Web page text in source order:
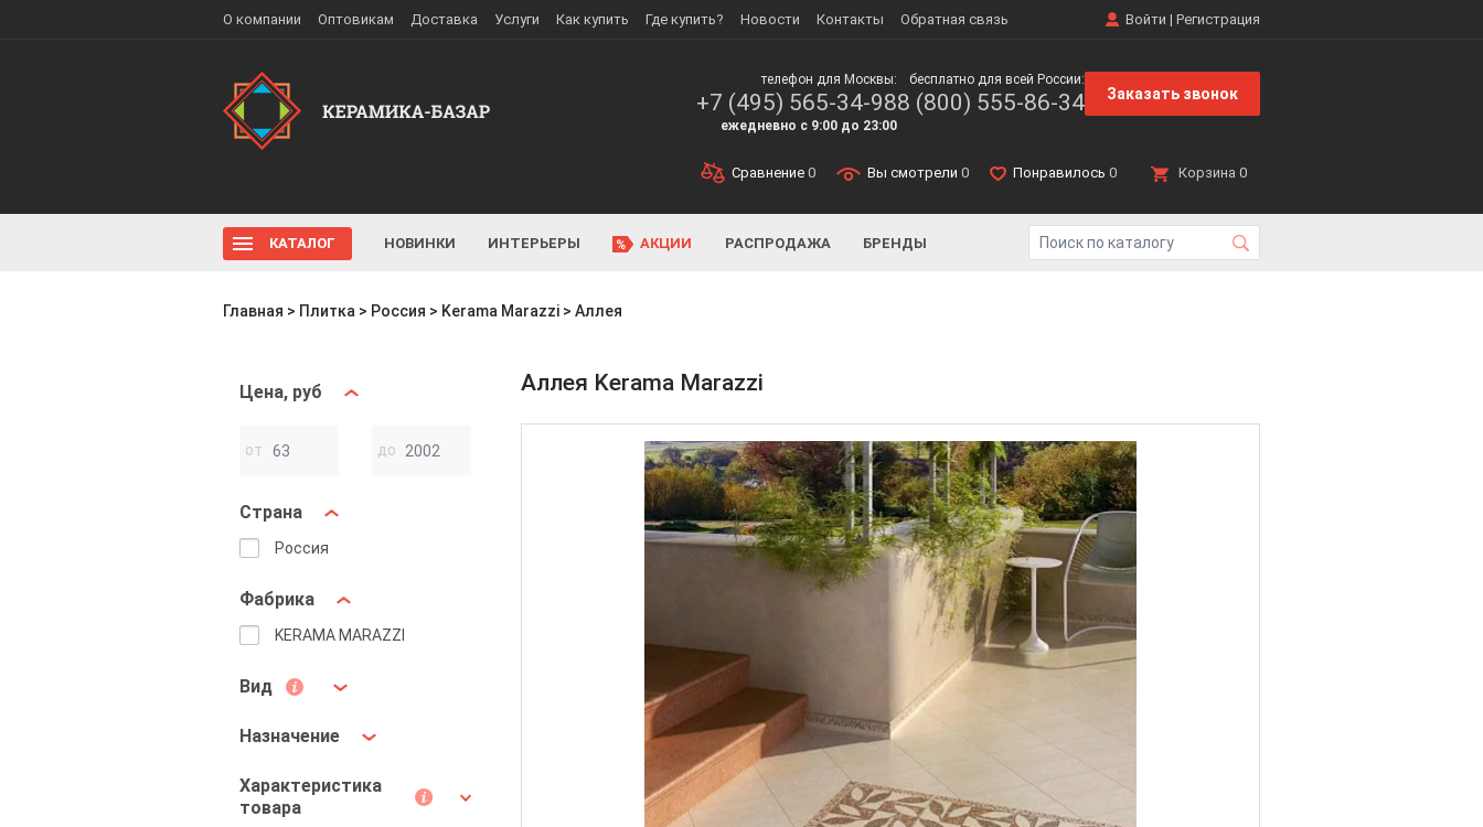
Войти | Регистрация
О компании Оптовикам Доставка Услуги Как купить Где купить? Новости Контакты Обратная связь
телефон для Москвы:
+7 (495) 565-34-98
ежедневно с 9:00 до 23:00
бесплатно для всей России:
8 (800) 555-86-34 Заказать звонок
Сравнение 0 Вы смотрели 0 Понравилось 0 Корзина 0
КАТАЛОГ НОВИНКИ ИНТЕРЬЕРЫ АКЦИИ РАСПРОДАЖА БРЕНДЫ
Главная > Плитка > Россия > Kerama Marazzi > Аллея
Цена, руб
Страна
Россия
Фабрика
KERAMA MARAZZI
Вид
Назначение
Характеристика
товара
Аллея Kerama Marazzi